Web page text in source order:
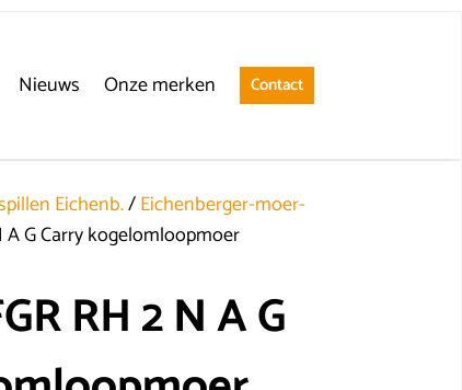
Nieuws Onze merken Contact
Eichenb./Eichenberger-moer-
A G Carry kogelomloopmoer
RH 2 N A G